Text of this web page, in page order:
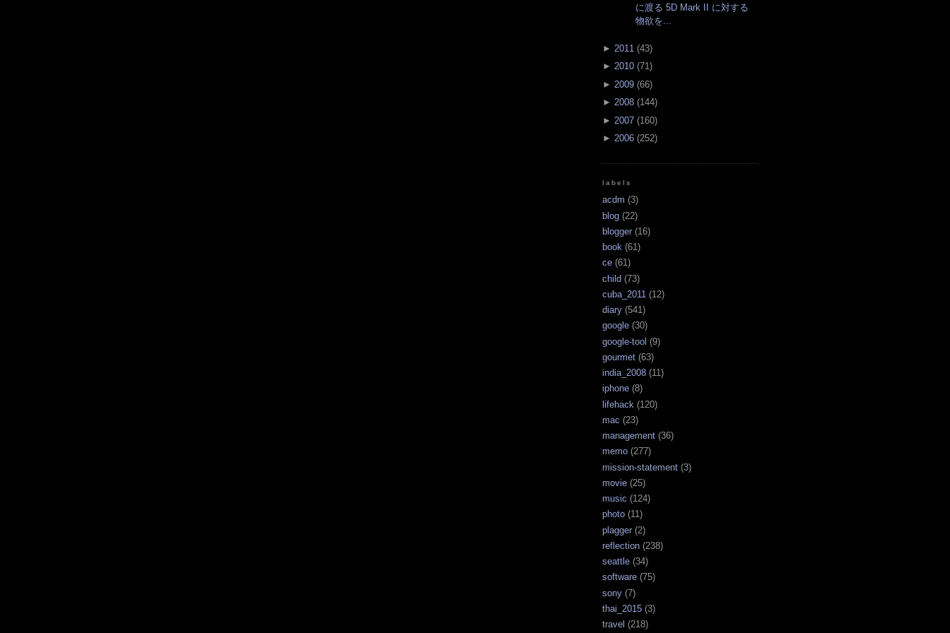
に渡る 5D Mark II に対する
物欲を...
► 2011 (43)
► 2010 (71)
► 2009 (66)
► 2008 (144)
► 2007 (160)
► 2006 (252)
labels
acdm (3)
blog (22)
blogger (16)
book (61)
ce (61)
child (73)
cuba_2011 (12)
diary (541)
google (30)
google-tool (9)
gourmet (63)
india_2008 (11)
iphone (8)
lifehack (120)
mac (23)
management (36)
memo (277)
mission-statement (3)
movie (25)
music (124)
photo (11)
plagger (2)
reflection (238)
seattle (34)
software (75)
sony (7)
thai_2015 (3)
travel (218)